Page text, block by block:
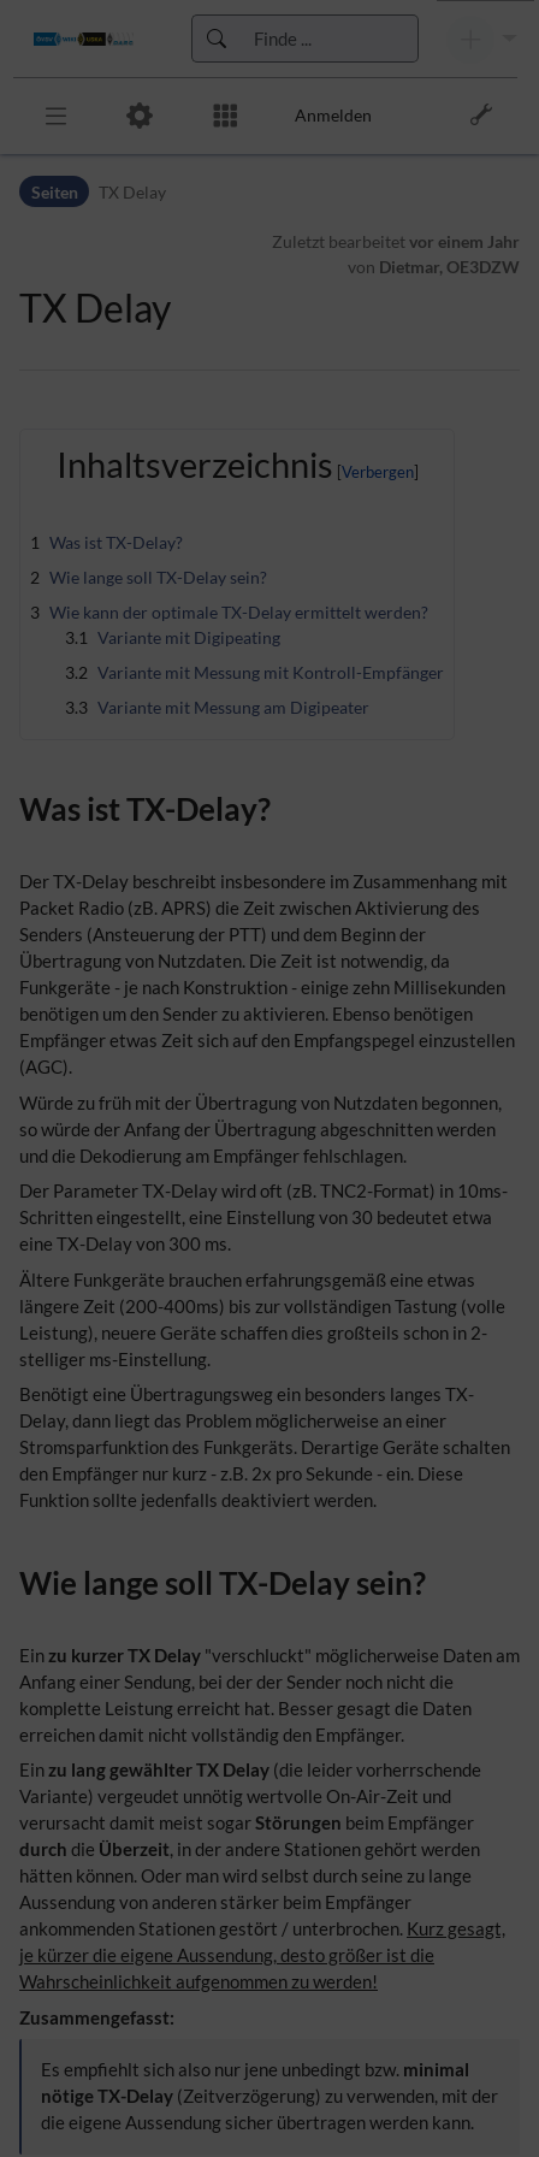
Zur Hauptnavigation
Anmelden
Seiten TX Delay
Zuletzt bearbeitetvor einem Jahr
von Dietmar, OE3DZW
TX Delay
Inhaltsverzeichnis
1 Was ist TX-Delay?
2 Wie lange soll TX-Delay sein?
3 Wie kann der optimale TX-Delay ermittelt werden?
3.1 Variante mit Digipeating
3.2 Variante mit Messung mit Kontroll-Empfänger
3.3 Variante mit Messung am Digipeater
Was ist TX-Delay?
Der TX-Delay beschreibt insbesondere im Zusammenhang mit
Packet Radio (zB. APRS) die Zeit zwischen Aktivierung des
Senders (Ansteuerung der PTT) und dem Beginn der
Übertragung von Nutzdaten. Die Zeit ist notwendig, da
Funkgeräte - je nach Konstruktion - einige zehn Millisekunden
benötigen um den Sender zu aktivieren. Ebenso benötigen
Empfänger etwas Zeit sich auf den Empfangspegel einzustellen
(AGC).
Würde zu früh mit der Übertragung von Nutzdaten begonnen,
so würde der Anfang der Übertragung abgeschnitten werden
und die Dekodierung am Empfänger fehlschlagen.
Der Parameter TX-Delay wird oft (zB. TNC2-Format) in 10ms-
Schritten eingestellt, eine Einstellung von 30 bedeutet etwa
eine TX-Delay von 300 ms.
Ältere Funkgeräte brauchen erfahrungsgemäß eine etwas
längere Zeit (200-400ms) bis zur vollständigen Tastung (volle
Leistung), neuere Geräte schaffen dies großteils schon in 2-
stelliger ms-Einstellung.
Benötigt eine Übertragungsweg ein besonders langes TX-
Delay, dann liegt das Problem möglicherweise an einer
Stromsparfunktion des Funkgeräts. Derartige Geräte schalten
den Empfänger nur kurz - z.B. 2x pro Sekunde - ein. Diese
Funktion sollte jedenfalls deaktiviert werden.
Wie lange soll TX-Delay sein?
Ein zu kurzer TX Delay "verschluckt" möglicherweise Daten am
Anfang einer Sendung, bei der der Sender noch nicht die
komplette Leistung erreicht hat. Besser gesagt die Daten
erreichen damit nicht vollständig den Empfänger.
Ein zu lang gewählter TX Delay (die leider vorherrschende
Variante) vergeudet unnötig wertvolle On-Air-Zeit und
verursacht damit meist sogarStörungen beim Empfänger
durch die Überzeit, in der andere Stationen gehört werden
hätten können. Oder man wird selbst durch seine zu lange
Aussendung von anderen stärker beim Empfänger
ankommenden Stationen gestört / unterbrochen. Kurz gesagt,
je kürzer die eigene Aussendung, desto größer ist die
Wahrscheinlichkeit aufgenommen zu werden!
Zusammengefasst:
Es empfiehlt sich also nur jene unbedingt bzw. minimal
nötige TX-Delay (Zeitverzögerung) zu verwenden, mit der
die eigene Aussendung sicher übertragen werden kann.